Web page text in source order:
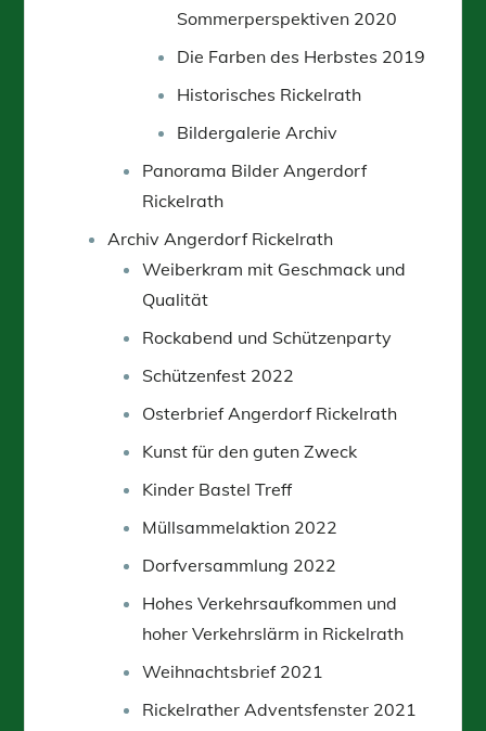
Sommerperspektiven 2020
Die Farben des Herbstes 2019
Historisches Rickelrath
Bildergalerie Archiv
Panorama Bilder Angerdorf
Rickelrath
Archiv Angerdorf Rickelrath
Weiberkram mit Geschmack und
Qualität
Rockabend und Schützenparty
Schützenfest 2022
Osterbrief Angerdorf Rickelrath
Kunst für den guten Zweck
Kinder Bastel Treff
Müllsammelaktion 2022
Dorfversammlung 2022
Hohes Verkehrsaufkommen und
hoher Verkehrslärm in Rickelrath
Weihnachtsbrief 2021
Rickelrather Adventsfenster 2021